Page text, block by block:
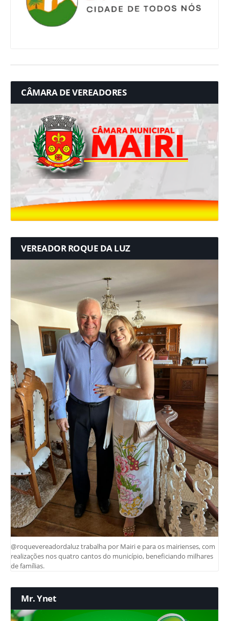
CÂMARA DE VEREADORES
VEREADOR ROQUE DA LUZ
@roquevereadordaluz trabalha por Mairi e para os mairienses, com
realizações nos quatro cantos do município, beneficiando milhares
de famílias.
Mr. Ynet